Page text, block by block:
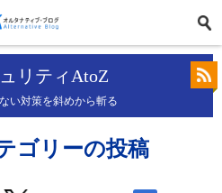
リティAtoZ
い対策を斜めから斬る
ゴリーの投稿